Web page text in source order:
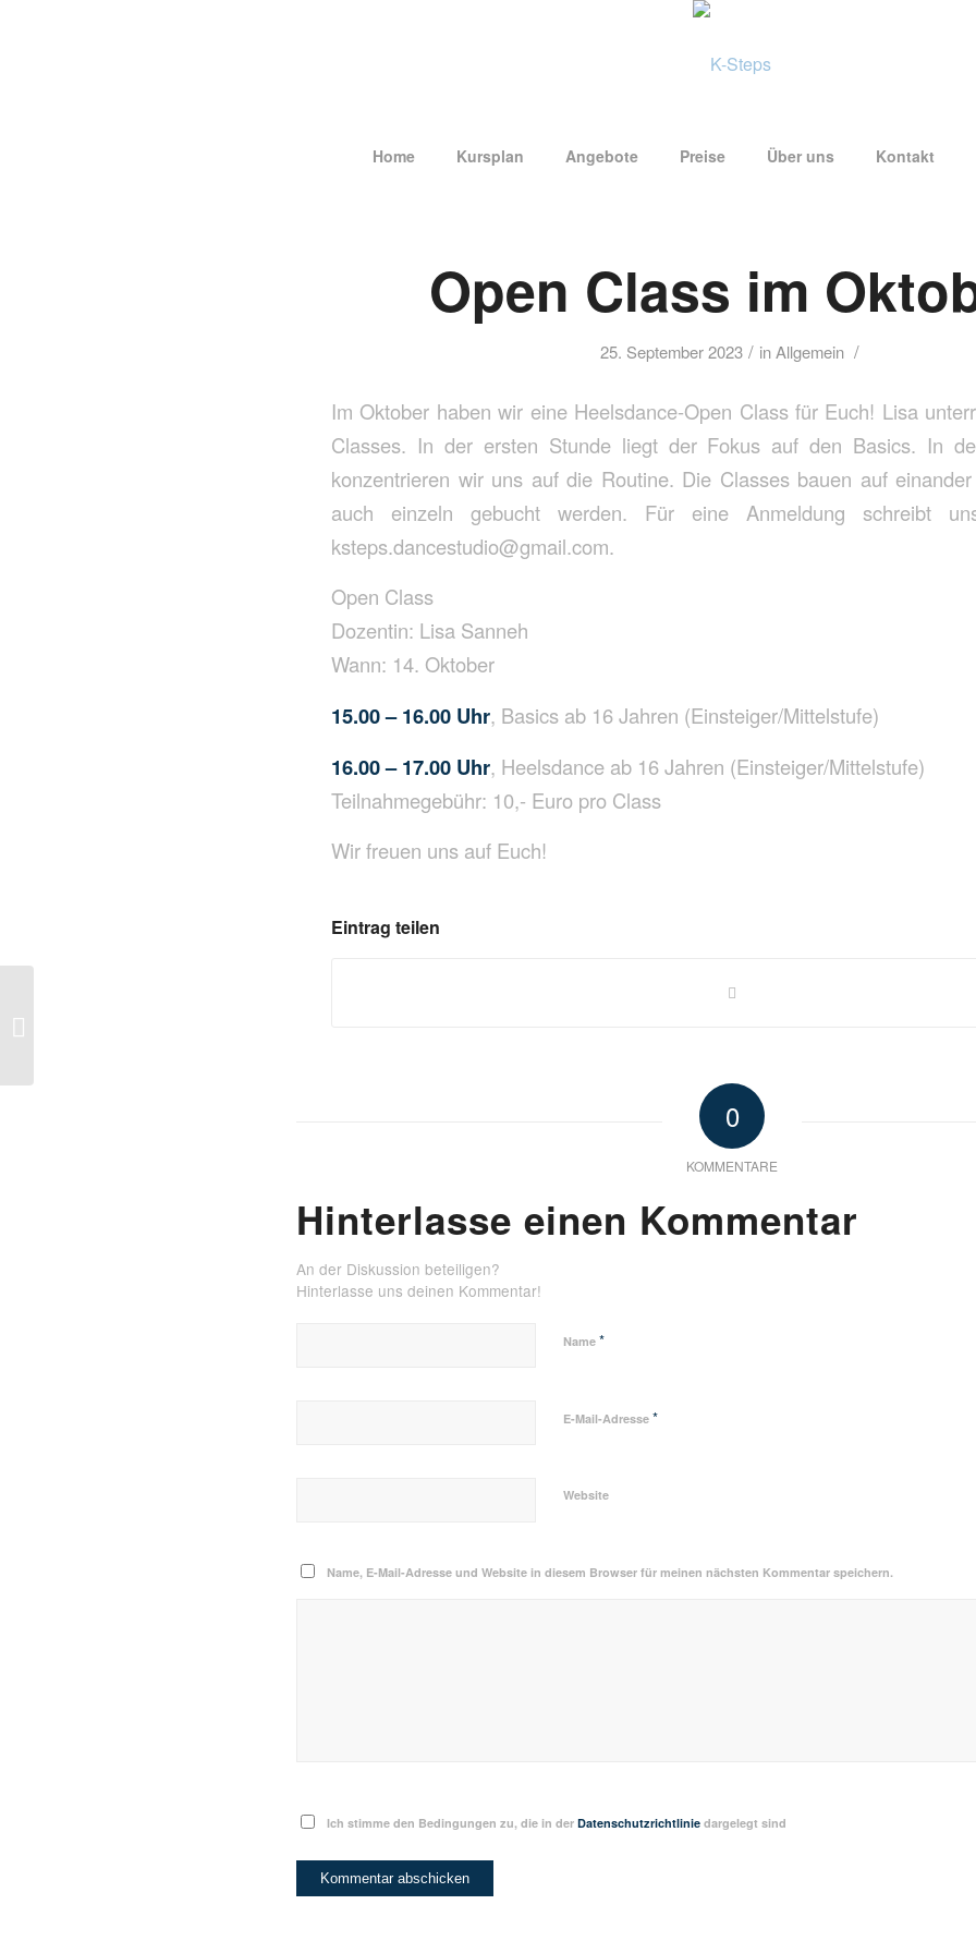
Home Kursplan Angebote Preise Über uns Kontakt
Open Class im
25. September 2023 / inAllgemein /
Im Oktober haben wir eine Heelsdance-Open Class für Euch! Lisa
Classes. In der ersten Stunde liegt der Fokus auf den Basics. In
konzentrieren wir uns auf die Routine. Die Classes bauen auf
auch einzeln gebucht werden. Für eine Anmeldung schreibt
ksteps.dancestudio@gmail.com.
Open Class
Dozentin: Lisa Sanneh
Wann: 14. Oktober
15.00 – 16.00 Uhr, Basics ab 16 Jahren (Einsteiger/Mittelstufe)
16.00 – 17.00 Uhr, Heelsdance ab 16 Jahren (Einsteiger/Mittelstufe)
Teilnahmegebühr: 10,- Euro pro Class
Wir freuen uns auf Euch!
Eintrag teilen
0
KOMMENTARE
Hinterlasse einen Kommentar
An der Diskussion beteiligen?
Hinterlasse uns deinen Kommentar!
Name *
E-Mail-Adresse *
Website
Name, E-Mail-Adresse und Website in diesem Browser für meinen nächsten Kommentar speichern.
Ich stimme den Bedingungen zu, die in der Datenschutzrichtliniedargelegt sind